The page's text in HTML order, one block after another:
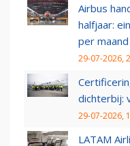
Airbus
halfjaar:
per maand
29-07-2026,
dichterbij:
29-07-2026,
LATAM